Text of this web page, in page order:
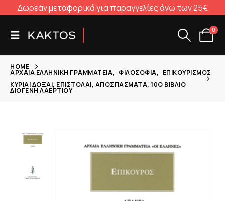
Δωρεάν μεταφορικά για παραγγελίες άνω των 25€
0
HOME
ΑΡΧΑΊΑ ΕΛΛΗΝΙΚΉ ΓΡΑΜΜΑΤΕΊΑ, ΦΙΛΟΣΟΦΊΑ, ΕΠΙΚΟΥΡΙΣΜΌΣ
ΚΎΡΙΑΙ ΔΌΞΑΙ, ΕΠΙΣΤΟΛΑΊ, ΑΠΟΣΠΆΣΜΑΤΑ, 10Ο ΒΙΒΛΊΟ
ΔΙΟΓΈΝΗ ΛΑΈΡΤΙΟΥ